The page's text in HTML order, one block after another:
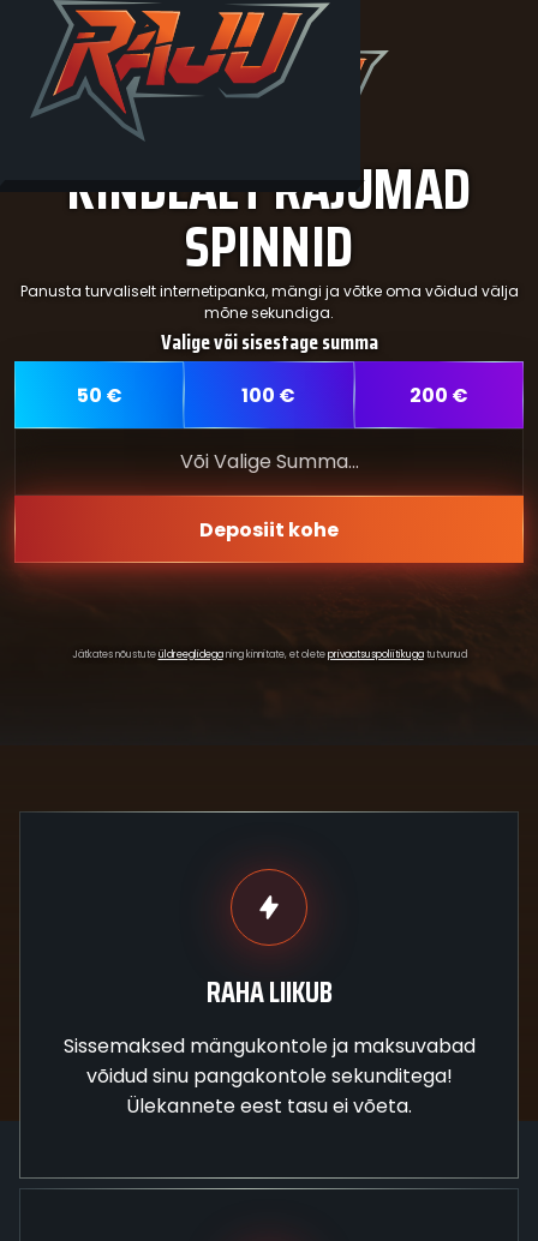
KINDLALT RAJUMAD
SPINNID
Panusta turvaliselt internetipanka, mängi ja võtke oma võidud välja
mõne sekundiga.
Valige või sisestage summa
50 € 100 € 200 €
Deposiit kohe
Jätkates nõustuteüldreeglideganing kinnitate, et oleteprivaatsuspoliitikugatutvunud
RAHA LIIKUB
Sissemaksed mängukontole ja maksuvabad
võidud sinu pangakontole sekunditega!
Ülekannete eest tasu ei võeta.